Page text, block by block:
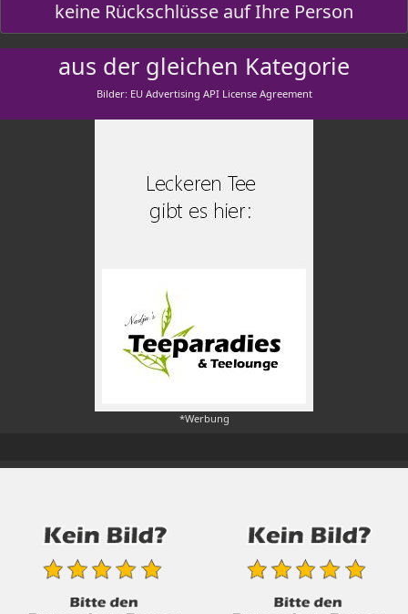
keine Rückschlüsse auf Ihre Person
aus der gleichen Kategorie
Bilder: EU Advertising API License Agreement
*Werbung